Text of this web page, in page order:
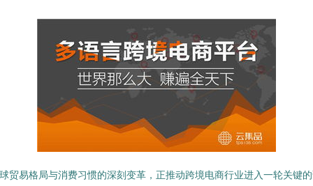
贸易格局与消费习惯的深刻变革，正推动跨境电商行业进入一轮关键